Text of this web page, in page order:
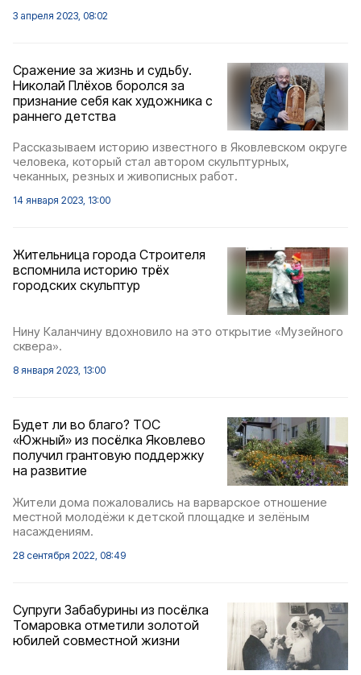
3 апреля 2023, 08:02
Сражение за жизнь и судьбу.
Николай Плёхов боролся за
признание себя как художника с
раннего детства
Рассказываем историю известного в Яковлевском округе
человека, который стал автором скульптурных,
чеканных, резных и живописных работ.
14 января 2023, 13:00
Жительница города Строителя
вспомнила историю трёх
городских скульптур
Нину Каланчину вдохновило на это открытие «Музейного
сквера».
8 января 2023, 13:00
Будет ли во благо? ТОС
«Южный» из посёлка Яковлево
получил грантовую поддержку
на развитие
Жители дома пожаловались на варварское отношение
местной молодёжи к детской площадке и зелёным
насаждениям.
28 сентября 2022, 08:49
Супруги Забабурины из посёлка
Томаровка отметили золотой
юбилей совместной жизни